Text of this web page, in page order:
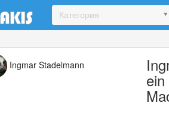
Категория
Ingmar Stadelmann